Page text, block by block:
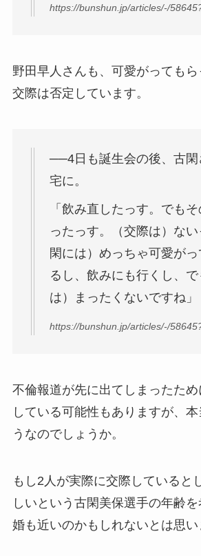
https://bunshun.jp/articles/-/
野田早人さんも、可愛がってもら
交際は否定しています。
──4日も誕生会の後、古閑
宅に。
「飲み直したっす。でも
ったっす。（交際は）な
閑には）めっちゃ可愛が
るし、飲みにも行くし、
は）まったくないですね」
https://bunshun.jp/articles/-/
不倫報道が先に出てしまったた
している可能性もありますが、
うなのでしょうか。
もし2人が実際に交際していると
しいという古閑美保選手の年齢
婚も近いのかもしれないとは思い